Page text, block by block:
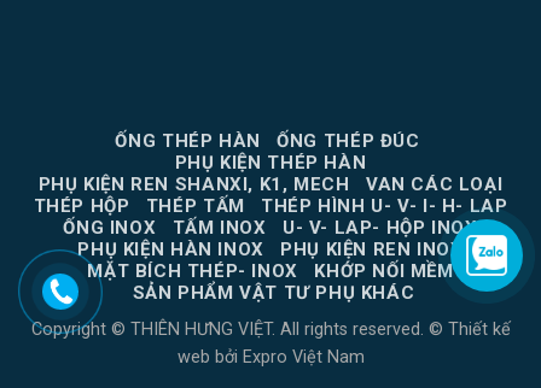
ỐNG THÉP HÀN
ỐNG THÉP ĐÚC
PHỤ KIỆN THÉP HÀN
PHỤ KIỆN REN SHANXI, K1, MECH
VAN CÁC LOẠI
THÉP HỘP
THÉP TẤM
THÉP HÌNH U- V- I- H- LAP
ỐNG INOX
TẤM INOX
U- V- LAP- HỘP INOX
PHỤ KIỆN HÀN INOX
PHỤ KIỆN REN INOX
MẶT BÍCH THÉP- INOX
KHỚP NỐI MỀM
SẢN PHẨM VẬT TƯ PHỤ KHÁC
Copyright © THIÊN HƯNG VIỆT. All rights reserved. © Thiết kế
web bởi Expro Việt Nam